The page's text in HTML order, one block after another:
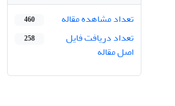
تعداد مشاهده مقاله
460
تعداد دریافت فایل
اصل مقاله
258